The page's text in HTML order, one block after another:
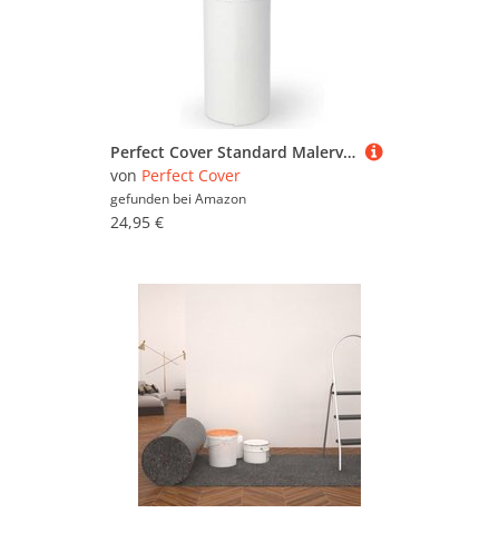
Perfect Cover Standard Malervlies 1x10m – Selbstklebendes Abdeckvlies und Schutzfolie für Boden – Robustes Vlies für Renovierung, Umzug, Bau & Malerarbeiten – Abdeckfolie für zuverlässigen Bodenschutz
von Perfect Cover
gefunden bei Amazon
24,95 €